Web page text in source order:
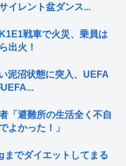
イレント盆ダンス...
戦車で火災、乗員は
出火！
泥沼状態に突入、UEFA
「避難所の生活全く不自
よかった！」
までダイエットしてまる